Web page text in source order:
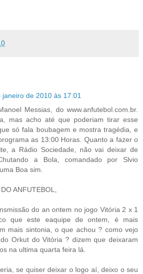
janeiro de 2010 às 17:01
Messias, do www.anfutebol.com.br.
mas acho até que poderiam tirar esse
só fala boubagem e mostra tragédia, e
as 13:00 Horas. Quanto a fazer o
a Rádio Sociedade, não vai deixar de
a Bola, comandado por Slvio
Boa sim.
ANFUTEBOL,
do an ontem no jogo Vitória 2 x 1
que este eaquipe de ontem, é mais
mais sintonia, o que achou ? como vejo
Orkut do Vitória ? dizem que deixaram
na ultima quarta feira lá.
se quiser deixar o logo aí, deixo o seu